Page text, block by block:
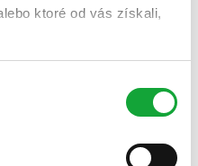
ktoré od vás získali,